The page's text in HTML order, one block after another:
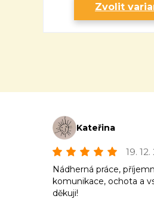
Zvolit
Kateřina
19.
Nádherná práce,
komunikace, ochota a
děkuji!